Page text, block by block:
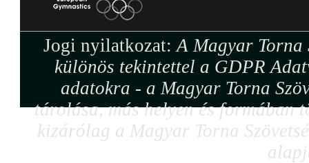
Jogi nyilatkozat:A Magyar Torna
különös tekintettel a GDPR
adatokra - a Magyar Torna
tárolása, más helyen és formában
kizárólag a Magyar Torna